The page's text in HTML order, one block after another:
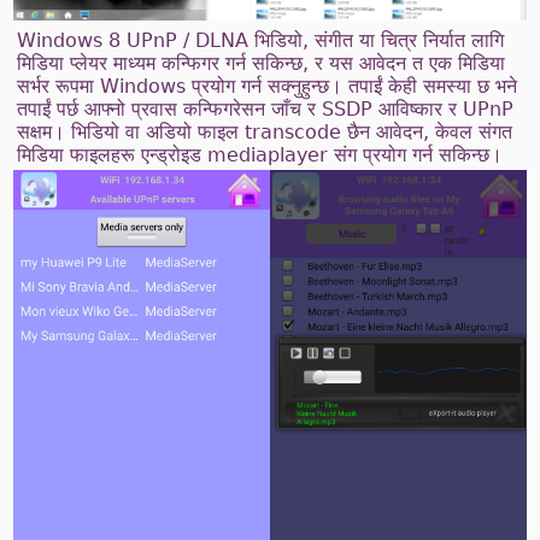
Windows 8 UPnP / DLNA भिडियो, संगीत या चित्र निर्यात लागि
मिडिया प्लेयर माध्यम कन्फिगर गर्न सकिन्छ, र यस आवेदन त एक मिडिया
सर्भर रूपमा Windows प्रयोग गर्न सक्नुहुन्छ। तपाईं केही समस्या छ भने
तपाईं पर्छ आफ्नो प्रवास कन्फिगरेसन जाँच र SSDP आविष्कार र UPnP
सक्षम। भिडियो वा अडियो फाइल transcode छैन आवेदन, केवल संगत
मिडिया फाइलहरू एन्ड्रोइड mediaplayer संग प्रयोग गर्न सकिन्छ।